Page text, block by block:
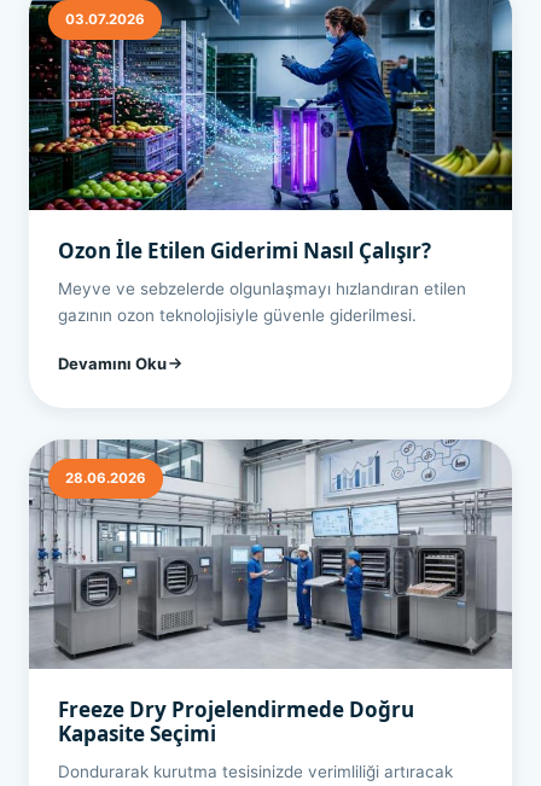
03.07.2026
Ozon İle Etilen Giderimi Nasıl Çalışır?
Meyve ve sebzelerde olgunlaşmayı hızlandıran etilen
gazının ozon teknolojisiyle güvenle giderilmesi.
Devamını Oku
28.06.2026
Freeze Dry Projelendirmede Doğru
Kapasite Seçimi
Dondurarak kurutma tesisinizde verimliliği artıracak